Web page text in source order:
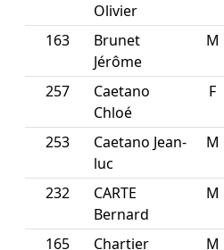
Olivier
163
Brunet
Jérôme
M
257
Caetano
Chloé
F
253
Caetano Jean-
luc
M
232
CARTE
Bernard
M
165
Chartier
M